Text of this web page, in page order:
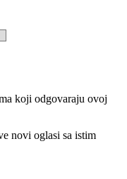
koji odgovaraju ovoj
novi oglasi sa istim